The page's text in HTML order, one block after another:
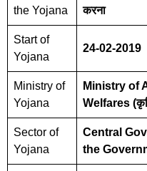
the Yojana
करना
Start of
Yojana
24-02-2019
Ministry of
Yojana
Ministry of
Welfares
Sector of
Yojana
Central
the